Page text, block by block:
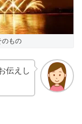
のもの
伝えし